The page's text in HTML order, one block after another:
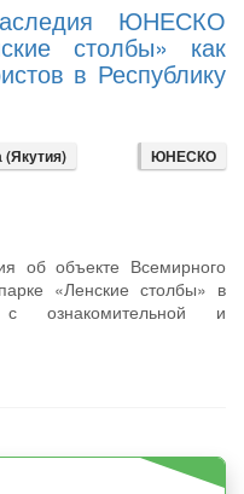
ЮНЕСКО
столбы» как
в Республику
ЮНЕСКО
об объекте Всемирного
«Ленские столбы» в
ознакомительной и